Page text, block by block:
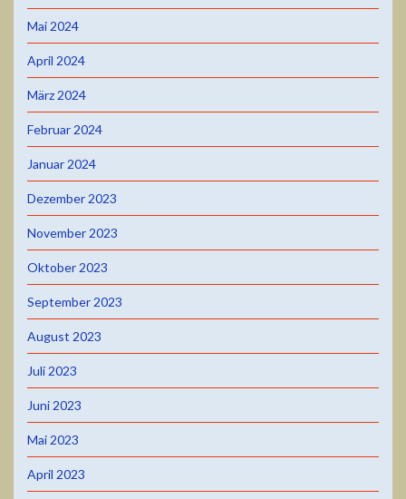
Mai 2024
April 2024
März 2024
Februar 2024
Januar 2024
Dezember 2023
November 2023
Oktober 2023
September 2023
August 2023
Juli 2023
Juni 2023
Mai 2023
April 2023